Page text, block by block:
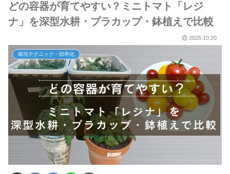
どの容器が育てやすい？ミニトマト「レジ
ナ」を深型水耕・プラカップ・鉢植えで比較
2025.10.20
栽培テクニック・効率化